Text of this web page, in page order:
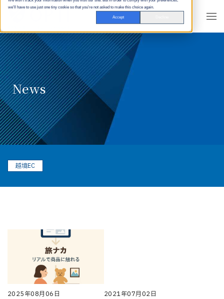
we'll have to use just one tiny cookie so that you're not asked to make this choice again.
Accept
News
越境EC
2025年08月06日 2021年07月02日